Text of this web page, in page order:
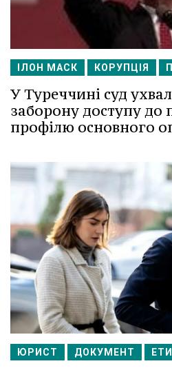
ІЛОН МАСК КОРУПЦІЯ
У Туреччині суд
заборону доступу до
профілю основного
ЮРИСТ ДОКУМЕНТ